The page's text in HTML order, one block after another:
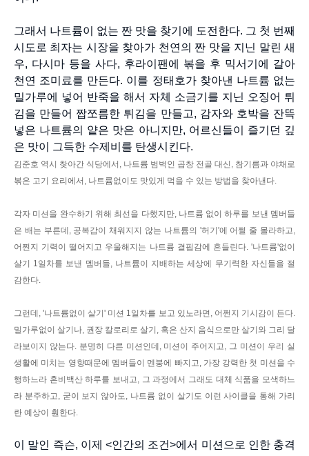
그래서 나트륨이 없는 짠 맛을 찾기에 도전한다. 그 첫 번째
시도로 최자는 시장을 찾아가 천연의 짠 맛을 지닌 말린 새
우, 다시마 등을 사다, 후라이팬에 볶을 후 믹서기에 갈아
천연 조미료를 만든다. 이를 정태호가 찾아낸 나트륨 없는
밀가루에 넣어 반죽을 해서 자체 소금기를 지닌 오징어 튀
김을 만들어 짭쪼름한 튀김을 만들고, 감자와 호박을 잔뜩
넣은 나트륨의 얕은 맛은 아니지만, 어르신들이 즐기던 깊
은 맛이 그득한 수제비를 탄생시킨다.
김준호 역시 찾아간 식당에서, 나트륨 범벅인 곱창 전골 대신, 참기름과 야채로
볶은 고기 요리에서, 나트륨없이도 맛있게 먹을 수 있는 방법을 찾아낸다.
각자 미션을 완수하기 위해 최선을 다했지만, 나트륨 없이 하루를 보낸 멤버들
은 배는 부른데, 공복감이 채워지지 않는 나트륨의 '허기'에 어쩔 줄 몰라하고,
어쩐지 기력이 떨어지고 우울해지는 나트륨 결핍감에 흔들린다. '나트륨'없이
살기 1일차를 보낸 멤버들, 나트륨이 지배하는 세상에 무기력한 자신들을 절
감한다.
그런데, '나트륨없이 살기' 미션 1일차를 보고 있노라면, 어쩐지 기시감이 든다.
밀가루없이 살기나, 권장 칼로리로 살기, 혹은 산지 음식으로만 살기와 그리 달
라보이지 않는다. 분명히 다른 미션인데, 미션이 주어지고, 그 미션이 우리 실
생활에 미치는 영향때문에 멤버들이 멘붕에 빠지고, 가장 강력한 첫 미션을 수
행하느라 혼비백산 하루를 보내고, 그 과정에서 그래도 대체 식품을 모색하느
라 분주하고, 굳이 보지 않아도, 나트륨 없이 살기도 이런 사이클을 통해 가리
란 예상이 훤한다.
이 말인 즉슨, 이제 <인간의 조건>에서 미션으로 인한 충격